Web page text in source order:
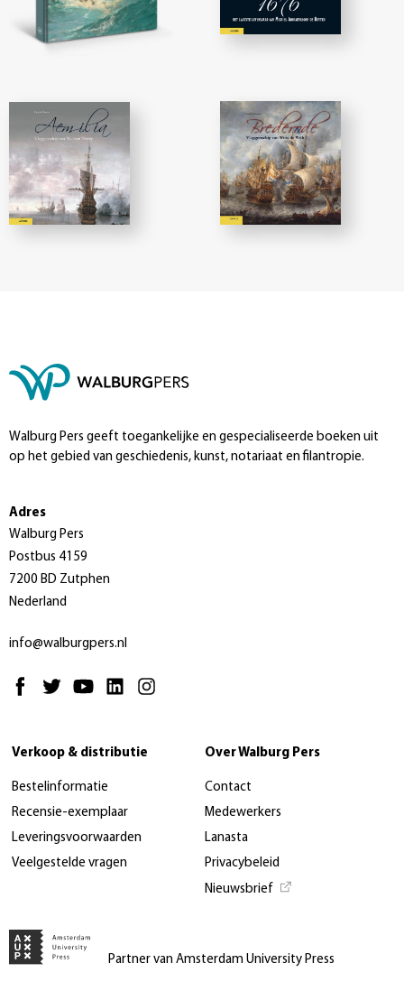
Walburg Pers geeft toegankelijke en gespecialiseerde boeken uit
op het gebied van geschiedenis, kunst, notariaat en filantropie.
Adres
Walburg Pers
Postbus 4159
7200 BD Zutphen
Nederland
info@walburgpers.nl
Verkoop & distributie
Bestelinformatie
Recensie-exemplaar
Leveringsvoorwaarden
Veelgestelde vragen
Over Walburg Pers
Contact
Medewerkers
Lanasta
Privacybeleid
Nieuwsbrief
Partner van Amsterdam University Press